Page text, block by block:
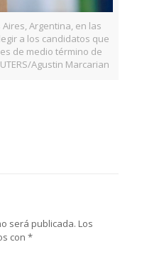
Argentina, en las
a los candidatos que
de medio término de
Agustin Marcarian
será publicada. Los
con *